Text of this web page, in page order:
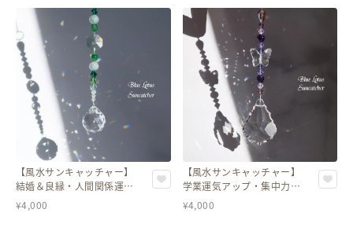
【風水サンキャッチャー】
結婚＆良縁・人間関係運気
アップ＊翡翠（ひすい）入
¥4,000
【風水サンキャッチャー】
学業運気アップ・集中力を
高めて記憶力UP＊アメジス
ト入り
¥4,000